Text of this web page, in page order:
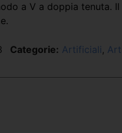
a V a doppia tenuta.
Categorie: Artificiali ,